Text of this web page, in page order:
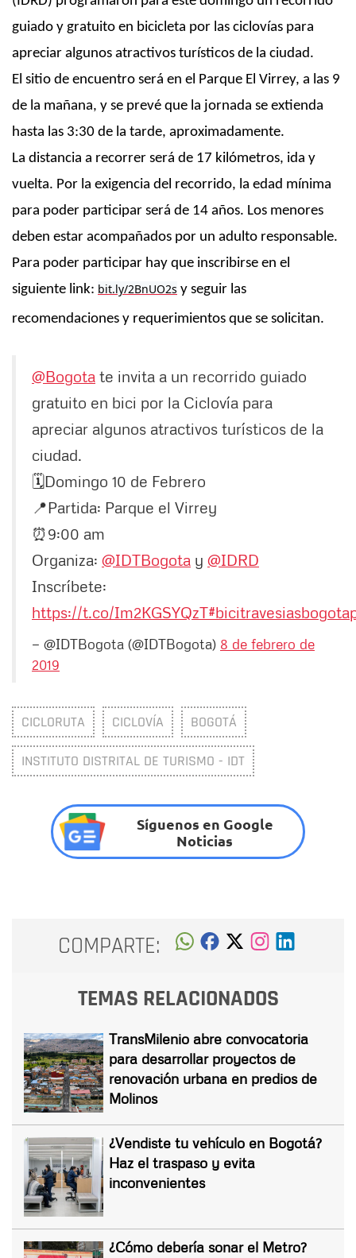
guiado y gratuito en bicicleta por las ciclovías para
apreciar algunos atractivos turísticos de la ciudad.
El sitio de encuentro será en el Parque El Virrey, a las 9
de la mañana, y se prevé que la jornada se extienda
hasta las 3:30 de la tarde, aproximadamente.
La distancia a recorrer será de 17 kilómetros, ida y
vuelta. Por la exigencia del recorrido, la edad mínima
para poder participar será de 14 años. Los menores
deben estar acompañados por un adulto responsable.
Para poder participar hay que inscribirse en el
siguiente link: bit.ly/2BnUO2s y seguir las
recomendaciones y requerimientos que se solicitan.
@Bogota te invita a un recorrido guiado
gratuito en bici por la Ciclovía para
apreciar algunos atractivos turísticos de la
ciudad.
🗓️Domingo 10 de Febrero
📍Partida: Parque el Virrey
⏰9:00 am
Organiza: @IDTBogota y @IDRD
Inscríbete:
https://t.co/Im2KGSYQzT#bicitravesiasbogota
— @IDTBogota (@IDTBogota) 8 de febrero de
2019
CICLORUTA CICLOVÍA BOGOTÁ
INSTITUTO DISTRITAL DE TURISMO - IDT
Síguenos en Google
Noticias
COMPARTE:
TEMAS RELACIONADOS
TransMilenio abre convocatoria
para desarrollar proyectos de
renovación urbana en predios de
Molinos
¿Vendiste tu vehículo en Bogotá?
Haz el traspaso y evita
inconvenientes
¿Cómo debería sonar el Metro?